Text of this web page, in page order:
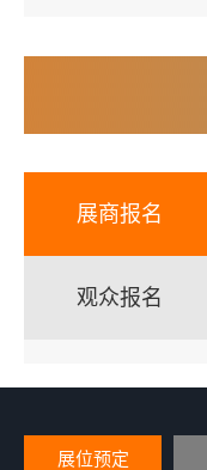
展商报名
观众报名
展位预定